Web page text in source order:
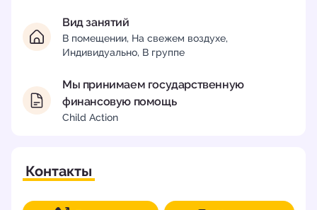
Вид занятий
В помещении, На свежем воздухе,
Индивидуально, В группе
Мы принимаем государственную
финансовую помощь
Child Action
Контакты